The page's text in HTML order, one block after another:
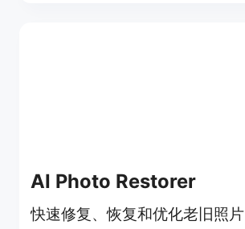
AI Photo Restorer
快速修复、恢复和优化老旧照片